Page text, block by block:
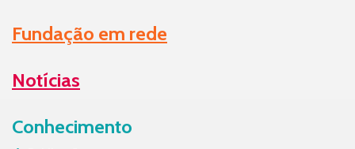
Fundação em rede
Notícias
Conhecimento